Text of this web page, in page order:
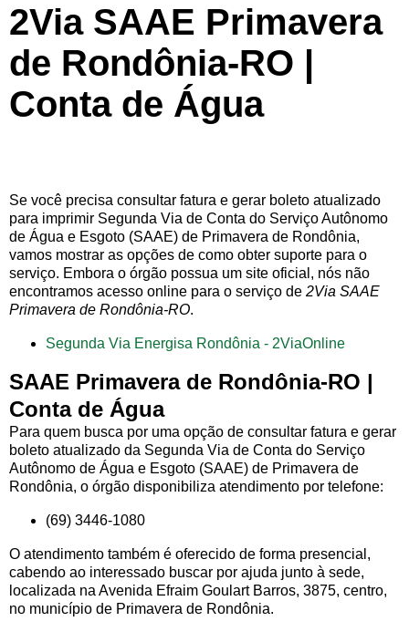
2Via SAAE Primavera
de Rondônia-RO |
Conta de Água
Se você precisa consultar fatura e gerar boleto atualizado
para imprimir Segunda Via de Conta do Serviço Autônomo
de Água e Esgoto (SAAE) de Primavera de Rondônia,
vamos mostrar as opções de como obter suporte para o
serviço. Embora o órgão possua um site oficial, nós não
encontramos acesso online para o serviço de 2Via SAAE
Primavera de Rondônia-RO.
Segunda Via Energisa Rondônia - 2ViaOnline
SAAE Primavera de Rondônia-RO |
Conta de Água
Para quem busca por uma opção de consultar fatura e gerar
boleto atualizado da Segunda Via de Conta do Serviço
Autônomo de Água e Esgoto (SAAE) de Primavera de
Rondônia, o órgão disponibiliza atendimento por telefone:
(69) 3446-1080
O atendimento também é oferecido de forma presencial,
cabendo ao interessado buscar por ajuda junto à sede,
localizada na Avenida Efraim Goulart Barros, 3875, centro,
no município de Primavera de Rondônia.